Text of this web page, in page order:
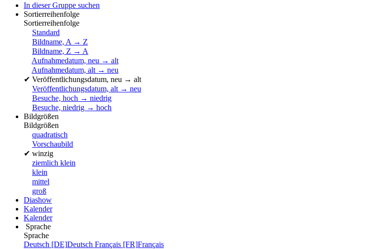
In dieser Gruppe suchen
Sortierreihenfolge
Sortierreihenfolge
Standard
Bildname, A → Z
Bildname, Z → A
Aufnahmedatum, neu → alt
Aufnahmedatum, alt → neu
✔ Veröffentlichungsdatum, neu → alt
Veröffentlichungsdatum, alt → neu
Besuche, hoch → niedrig
Besuche, niedrig → hoch
Bildgrößen
Bildgrößen
quadratisch
Vorschaubild
✔ winzig
ziemlich klein
klein
mittel
groß
Diashow
Kalender
Kalender
Sprache
Sprache
Deutsch [DE]Deutsch Français [FR]Français